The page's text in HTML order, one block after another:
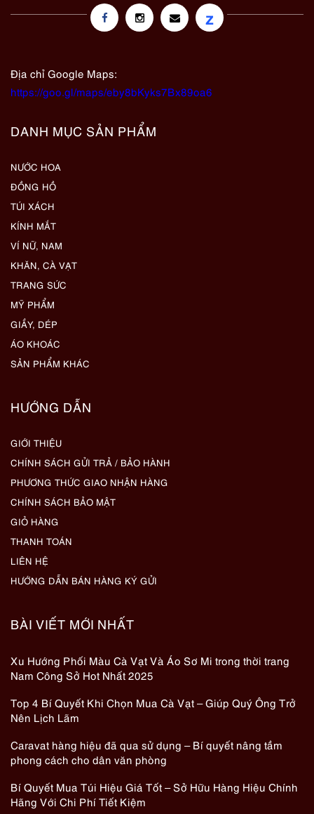
z
Địa chỉ Google Maps:
https://goo.gl/maps/eby8bKyks7Bx89oa6
DANH MỤC SẢN PHẨM
NƯỚC HOA
ĐỒNG HỒ
TÚI XÁCH
KÍNH MẮT
VÍ NỮ, NAM
KHĂN, CÀ VẠT
TRANG SỨC
MỸ PHẨM
GIẦY, DÉP
ÁO KHOÁC
SẢN PHẨM KHÁC
HƯỚNG DẪN
GIỚI THIỆU
CHÍNH SÁCH GỬI TRẢ / BẢO HÀNH
PHƯƠNG THỨC GIAO NHẬN HÀNG
CHÍNH SÁCH BẢO MẬT
GIỎ HÀNG
THANH TOÁN
LIÊN HỆ
HƯỚNG DẪN BÁN HÀNG KÝ GỬI
BÀI VIẾT MỚI NHẤT
Xu Hướng Phối Màu Cà Vạt Và Áo Sơ Mi trong thời trang
Nam Công Sở Hot Nhất 2025
Top 4 Bí Quyết Khi Chọn Mua Cà Vạt – Giúp Quý Ông Trở
Nên Lịch Lãm
Caravat hàng hiệu đã qua sử dụng – Bí quyết nâng tầm
phong cách cho dân văn phòng
Bí Quyết Mua Túi Hiệu Giá Tốt – Sở Hữu Hàng Hiệu Chính
Hãng Với Chi Phí Tiết Kiệm